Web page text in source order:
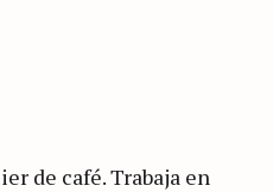
de café. Trabaja en